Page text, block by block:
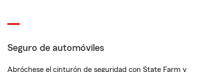
Seguro de automóviles
Abróchese el cinturón de seguridad con State Farm y